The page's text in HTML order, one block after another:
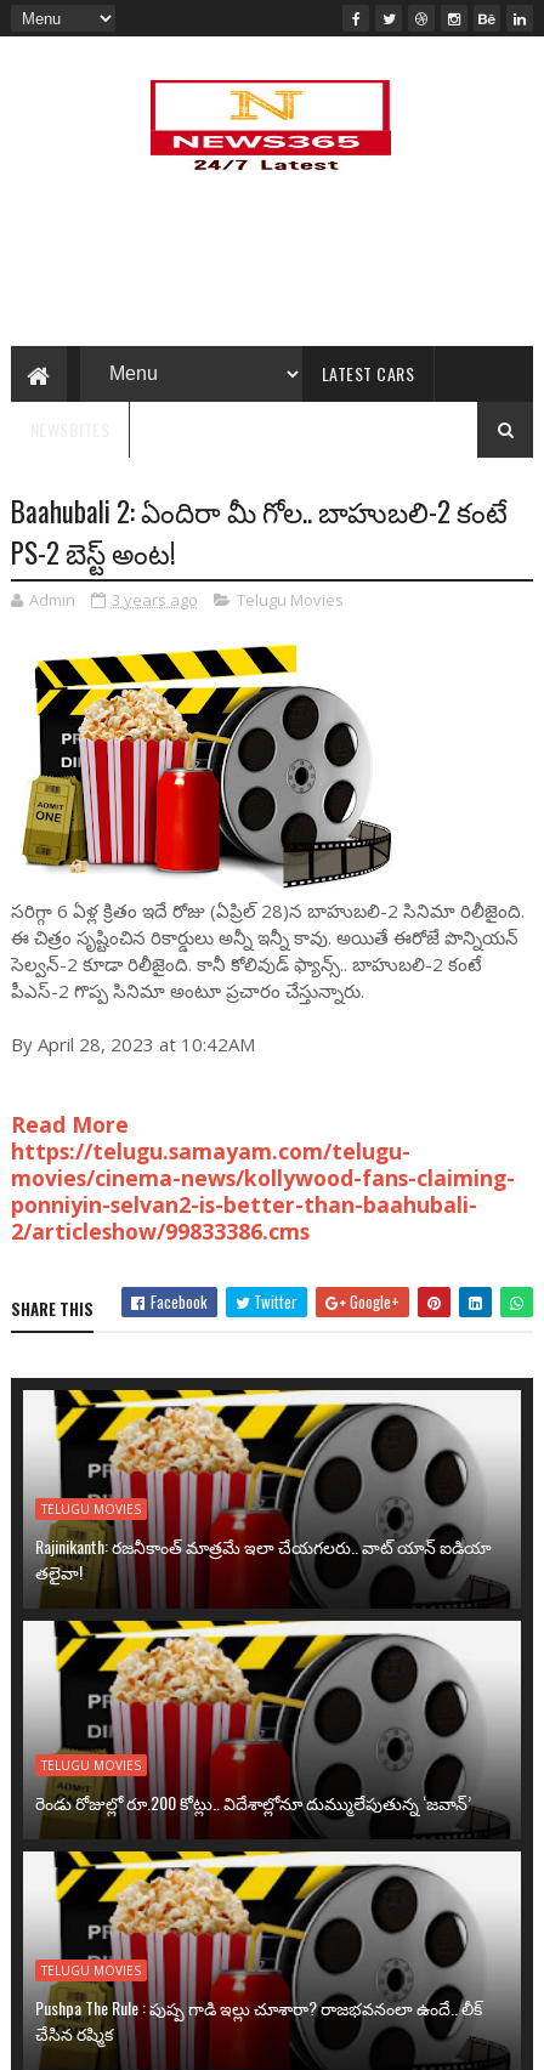
LATEST CARS
Baahubali 2: ఏందిరా మీ గోల.. బాహుబలి-2 కంటే
PS-2 బెస్ట్ అంట!
Admin 3 years ago Telugu Movies
సరిగ్గా 6 ఏళ్ల క్రితం ఇదే రోజు (ఏప్రిల్ 28)న బాహుబలి-2 సినిమా రిలీజైంది.
ఈ చిత్రం సృష్టించిన రికార్డులు అన్నీ ఇన్నీ కావు. అయితే ఈరోజే పొన్నియన్
సెల్వన్-2 కూడా రిలీజైంది. కానీ కోలివుడ్ ఫ్యాన్స్.. బాహుబలి-2 కంటే
పీఎస్-2 గొప్ప సినిమా అంటూ ప్రచారం చేస్తున్నారు.
By April 28, 2023 at 10:42AM
Read More
https://telugu.samayam.com/telugu-
movies/cinema-news/kollywood-fans-claiming-
ponniyin-selvan2-is-better-than-baahubali-
2/articleshow/99833386.cms
SHARE THIS Facebook Twitter Google+
TELUGU MOVIES
Rajinikanth: రజనీకాంత్ మాత్రమే ఇలా చేయగలరు.. వాట్ యాన్ ఐడియా
తలైవా!
TELUGU MOVIES
రెండు రోజుల్లో రూ.200 కోట్లు.. విదేశాల్లోనూ దుమ్ములేపుతున్న ‘జవాన్’
TELUGU MOVIES
Pushpa The Rule : పుష్ప గాడి ఇల్లు చూశారా? రాజభవనంలా ఉందే.. లీక్
చేసిన రష్మిక